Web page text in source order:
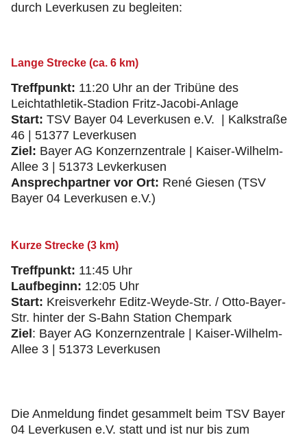
durch Leverkusen zu begleiten:
Lange Strecke (ca. 6 km)
Treffpunkt: 11:20 Uhr an der Tribüne des
Leichtathletik-Stadion Fritz-Jacobi-Anlage
Start: TSV Bayer 04 Leverkusen e.V. | Kalkstraße
46 | 51377 Leverkusen
Ziel: Bayer AG Konzernzentrale | Kaiser-Wilhelm-
Allee 3 | 51373 Levkerkusen
Ansprechpartner vor Ort: René Giesen (TSV
Bayer 04 Leverkusen e.V.)
Kurze Strecke (3 km)
Treffpunkt: 11:45 Uhr
Laufbeginn: 12:05 Uhr
Start: Kreisverkehr Editz-Weyde-Str. / Otto-Bayer-
Str. hinter der S-Bahn Station Chempark
Ziel : Bayer AG Konzernzentrale | Kaiser-Wilhelm-
Allee 3 | 51373 Leverkusen
Die Anmeldung findet gesammelt beim TSV Bayer
04 Leverkusen e.V. statt und ist nur bis zum